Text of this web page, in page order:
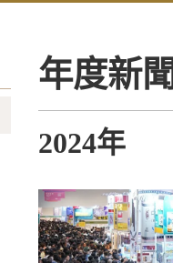
年度新聞
2024年